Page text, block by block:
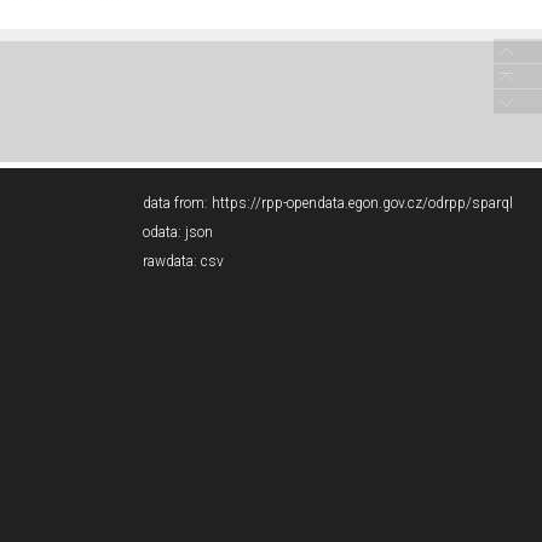
data from: https://rpp-opendata.egon.gov.cz/odrpp/sparql
odata: json
rawdata: csv